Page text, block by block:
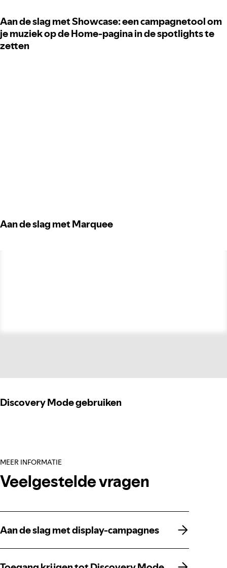
Aan de slag met Showcase: een campagnetool om
je muziek op de Home-pagina in de spotlights te
zetten
Aan de slag met Marquee
Discovery Mode gebruiken
MEER INFORMATIE
Veelgestelde vragen
Aan de slag met display-campagnes
Aan de slag met display-campagnes